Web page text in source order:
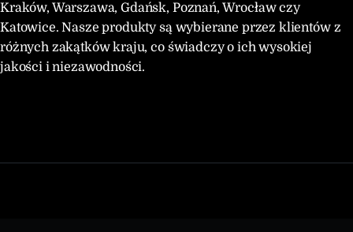
Kraków, Warszawa, Gdańsk, Poznań, Wrocław czy
Katowice. Nasze produkty są wybierane przez klientów z
różnych zakątków kraju, co świadczy o ich wysokiej
jakości i niezawodności.